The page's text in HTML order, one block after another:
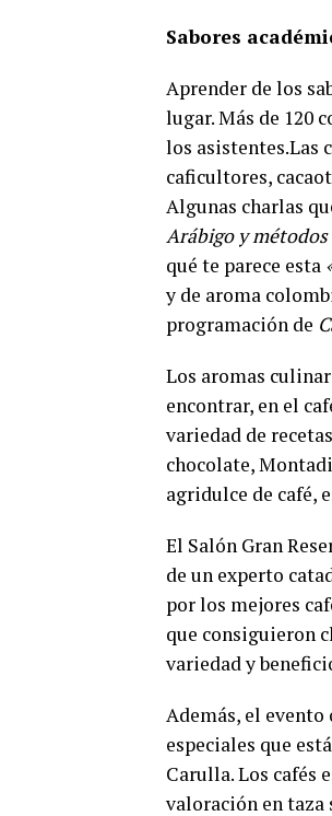
Sabores
Aprender de los
lugar. Más de 120
los asistentes.Las
caficultores,
Algunas charlas
Arábigo y
qué te parece esta
y de aroma
programación de
Los aromas
encontrar, en el
variedad de
chocolate,
agridulce de café,
El Salón Gran
de un experto
por los mejores
que consiguieron
variedad y
Además, el
especiales que
Carulla. Los cafés
valoración en taza